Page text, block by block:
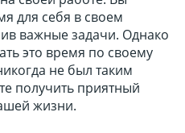
для себя в своем
важные задачи. Однако
это время по своему
не был таким
получить приятный
жизни.